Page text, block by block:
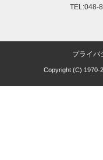
TEL:048-
プライバ
Copyright (C) 1970-